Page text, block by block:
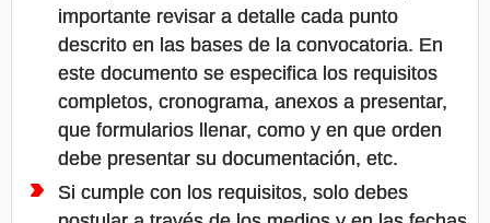
importante revisar a detalle cada punto
descrito en las bases de la convocatoria. En
este documento se especifica los requisitos
completos, cronograma, anexos a presentar,
que formularios llenar, como y en que orden
debe presentar su documentación, etc.
Si cumple con los requisitos, solo debes